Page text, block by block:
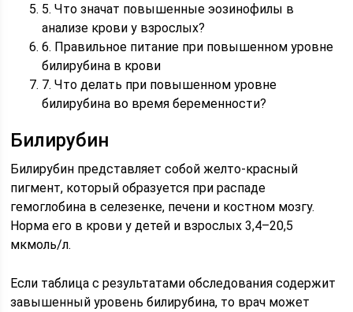
5. Что значат повышенные эозинофилы в
анализе крови у взрослых?
6. Правильное питание при повышенном уровне
билирубина в крови
7. Что делать при повышенном уровне
билирубина во время беременности?
Билирубин
Билирубин представляет собой желто-красный
пигмент, который образуется при распаде
гемоглобина в селезенке, печени и костном мозгу.
Норма его в крови у детей и взрослых 3,4–20,5
мкмоль/л.
Если таблица с результатами обследования содержит
завышенный уровень билирубина, то врач может